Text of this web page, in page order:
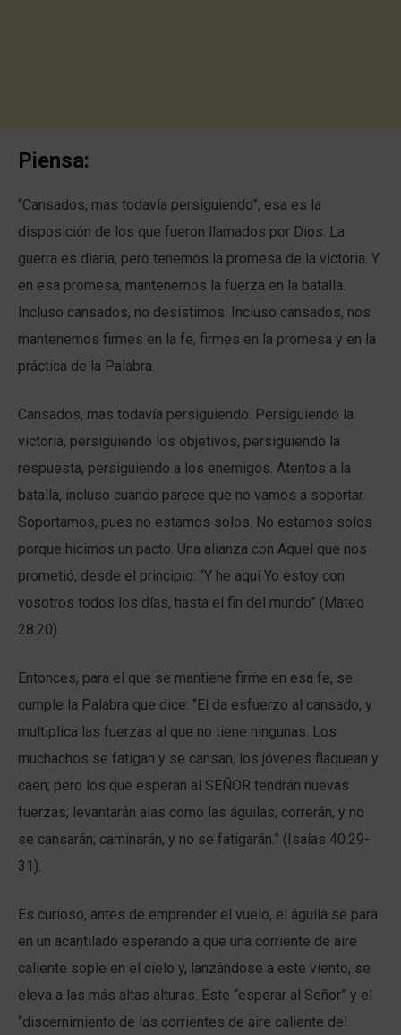
Piensa:
“Cansados, mas todavía persiguiendo”, esa es la
disposición de los que fueron llamados por Dios. La
guerra es diaria, pero tenemos la promesa de la victoria. Y
en esa promesa, mantenemos la fuerza en la batalla.
Incluso cansados, no desistimos. Incluso cansados, nos
mantenemos firmes en la fe, firmes en la promesa y en la
práctica de la Palabra.
Cansados, mas todavía persiguiendo. Persiguiendo la
victoria, persiguiendo los objetivos, persiguiendo la
respuesta, persiguiendo a los enemigos. Atentos a la
batalla, incluso cuando parece que no vamos a soportar.
Soportamos, pues no estamos solos. No estamos solos
porque hicimos un pacto. Una alianza con Aquel que nos
prometió, desde el principio: “Y he aquí Yo estoy con
vosotros todos los días, hasta el fin del mundo” (Mateo
28:20).
Entonces, para el que se mantiene firme en esa fe, se
cumple la Palabra que dice: “El da esfuerzo al cansado, y
multiplica las fuerzas al que no tiene ningunas. Los
muchachos se fatigan y se cansan, los jóvenes flaquean y
caen; pero los que esperan al SEÑOR tendrán nuevas
fuerzas; levantarán alas como las águilas; correrán, y no
se cansarán; caminarán, y no se fatigarán.” (Isaías 40:29-
31).
Es curioso, antes de emprender el vuelo, el águila se para
en un acantilado esperando a que una corriente de aire
caliente sople en el cielo y, lanzándose a este viento, se
eleva a las más altas alturas. Este “esperar al Señor” y el
“discernimiento de las corrientes de aire caliente del